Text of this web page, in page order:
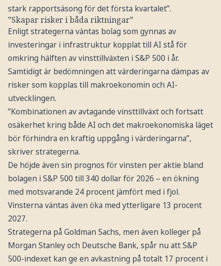
stark rapportsäsong för det första kvartalet”.
”Skapar risker i båda riktningar”
Enligt strategerna väntas bolag som gynnas av
investeringar i infrastruktur kopplat till AI stå för
omkring hälften av vinsttillväxten i S&P 500 i år.
Samtidigt är bedömningen att värderingarna dämpas av
risker som kopplas till makroekonomin och AI-
utvecklingen.
”Kombinationen av avtagande vinsttillväxt och fortsatt
osäkerhet kring både AI och det makroekonomiska läget
bör förhindra en kraftig uppgång i värderingarna”,
skriver strategerna.
De höjde även sin prognos för vinsten per aktie bland
bolagen i S&P 500 till 340 dollar för 2026 – en ökning
med motsvarande 24 procent jämfört med i fjol.
Vinsterna väntas även öka med ytterligare 13 procent
2027.
Strategerna på Goldman Sachs, men även kolleger på
Morgan Stanley och Deutsche Bank, spår nu att S&P
500-indexet kan ge en avkastning på totalt 17 procent i